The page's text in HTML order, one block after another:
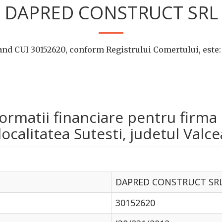
DAPRED CONSTRUCT SRL
CUI 30152620, conform Registrului Comertului, este:
financiare pentru firma
Sutesti, judetul
DAPRED CONSTRUCT
30152620